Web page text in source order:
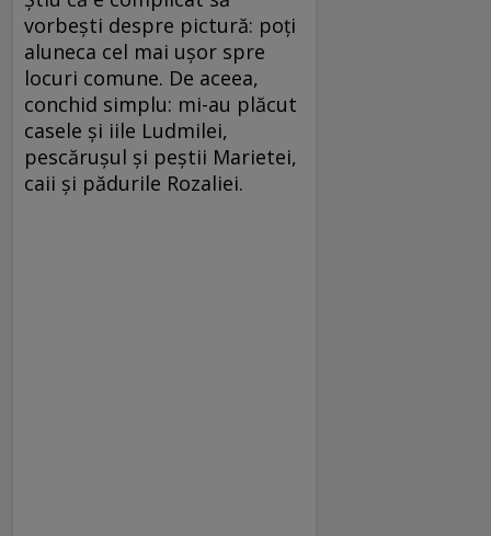
vorbești despre pictură: poți
aluneca cel mai ușor spre
locuri comune. De aceea,
conchid simplu: mi-au plăcut
casele și iile Ludmilei,
pescărușul și peștii Marietei,
caii și pădurile Rozaliei.